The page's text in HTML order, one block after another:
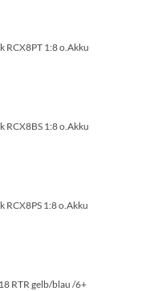
RCX8PT 1:8 o.Akku
RCX8BS 1:8 o.Akku
RCX8PS 1:8 o.Akku
RTR gelb/­blau /­6+